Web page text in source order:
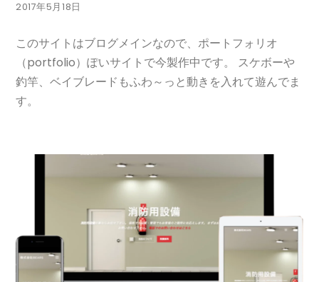
2017年5月18日
このサイトはブログメインなので、ポートフォリオ
（portfolio）ぽいサイトで今製作中です。 スケボーや
釣竿、ベイブレードもふわ～っと動きを入れて遊んでま
す。